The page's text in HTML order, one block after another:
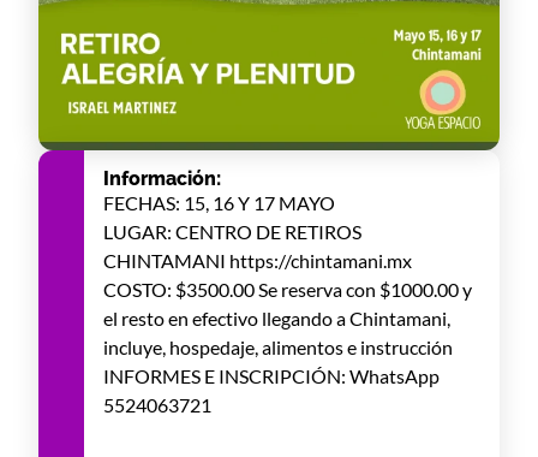
Información:
FECHAS: 15, 16 Y 17 MAYO
LUGAR: CENTRO DE RETIROS
CHINTAMANI https://chintamani.mx
COSTO: $3500.00 Se reserva con $1000.00 y
el resto en efectivo llegando a Chintamani,
incluye, hospedaje, alimentos e instrucción
INFORMES E INSCRIPCIÓN: WhatsApp
5524063721